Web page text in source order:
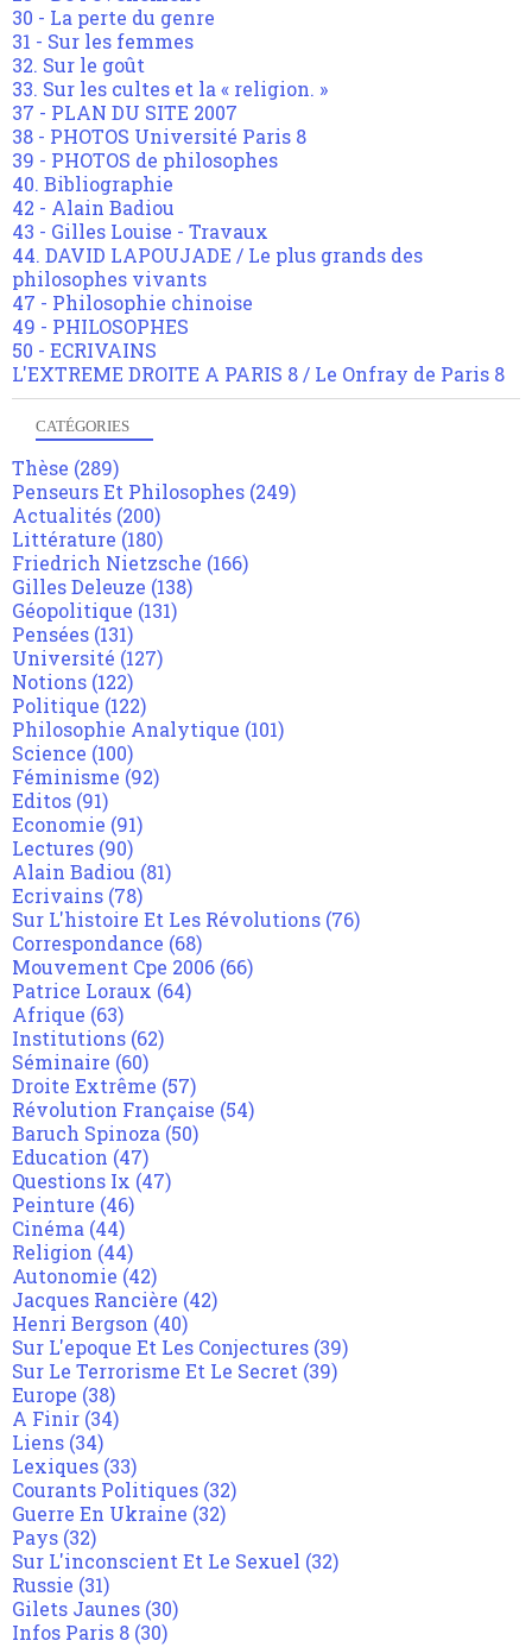
30 - La perte du genre
31 - Sur les femmes
32. Sur le goût
33. Sur les cultes et la « religion. »
37 - PLAN DU SITE 2007
38 - PHOTOS Université Paris 8
39 - PHOTOS de philosophes
40. Bibliographie
42 - Alain Badiou
43 - Gilles Louise - Travaux
44. DAVID LAPOUJADE / Le plus grands des
philosophes vivants
47 - Philosophie chinoise
49 - PHILOSOPHES
50 - ECRIVAINS
L'EXTREME DROITE A PARIS 8 / Le Onfray de Paris 8
CATÉGORIES
Thèse (289)
Penseurs Et Philosophes (249)
Actualités (200)
Littérature (180)
Friedrich Nietzsche (166)
Gilles Deleuze (138)
Géopolitique (131)
Pensées (131)
Université (127)
Notions (122)
Politique (122)
Philosophie Analytique (101)
Science (100)
Féminisme (92)
Editos (91)
Economie (91)
Lectures (90)
Alain Badiou (81)
Ecrivains (78)
Sur L'histoire Et Les Révolutions (76)
Correspondance (68)
Mouvement Cpe 2006 (66)
Patrice Loraux (64)
Afrique (63)
Institutions (62)
Séminaire (60)
Droite Extrême (57)
Révolution Française (54)
Baruch Spinoza (50)
Education (47)
Questions Ix (47)
Peinture (46)
Cinéma (44)
Religion (44)
Autonomie (42)
Jacques Rancière (42)
Henri Bergson (40)
Sur L'epoque Et Les Conjectures (39)
Sur Le Terrorisme Et Le Secret (39)
Europe (38)
A Finir (34)
Liens (34)
Lexiques (33)
Courants Politiques (32)
Guerre En Ukraine (32)
Pays (32)
Sur L'inconscient Et Le Sexuel (32)
Russie (31)
Gilets Jaunes (30)
Infos Paris 8 (30)